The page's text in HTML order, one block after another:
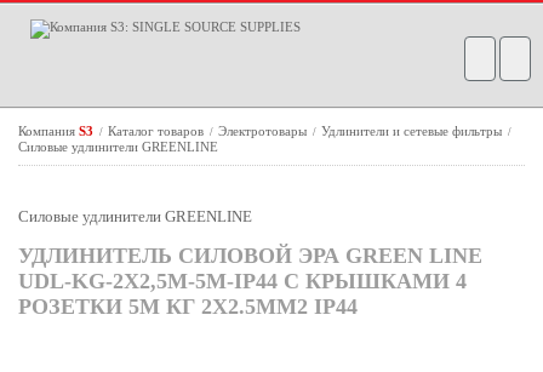
Компания S3 / Каталог товаров / Электротовары / Удлинители и сетевые фильтры /
Силовые удлинители GREENLINE
Силовые удлинители GREENLINE
УДЛИНИТЕЛЬ СИЛОВОЙ ЭРА GREEN LINE
UDL-KG-2X2,5M-5M-IP44 С КРЫШКАМИ 4
РОЗЕТКИ 5М КГ 2X2.5ММ2 IP44